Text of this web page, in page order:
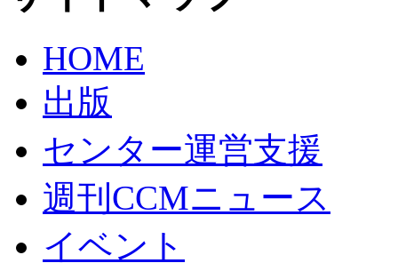
HOME
出版
センター運営支援
週刊CCMニュース
イベント